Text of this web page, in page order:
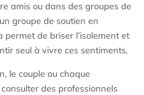
amis ou dans des groupes de
groupe de soutien en
permet de briser l’isolement et
seul à vivre ces sentiments.
le couple ou chaque
des professionnels